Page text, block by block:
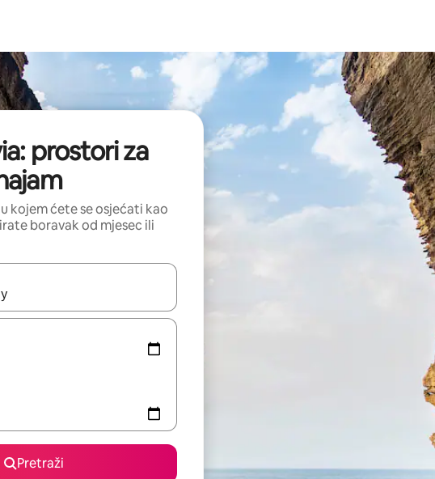
prostori za
kojem ćete se osjećati kao
boravak od mjesec ili
rezultati, moći ćete ih pregledati koristeći se strelicama prema gore i prema
Pretraži